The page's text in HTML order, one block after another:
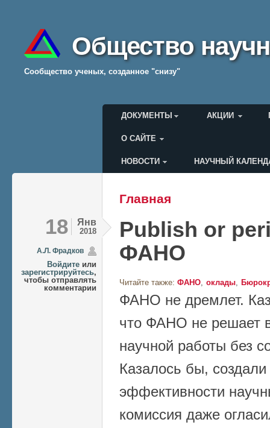
Общество
Cообщество ученых, созданное "снизу"
Главное меню
ДОКУМЕНТЫ АКЦИИ
О САЙТЕ
Меню пользователя
НОВОСТИ НАУЧНЫЙ
Вы здесь
Главная
18 Янв
2018
А.Л. Фрадков
Войдите или
зарегистрируйтесь,
чтобы отправлять
комментарии
Publish or
ФАНО
Читайте также: ФАНО оклады
ФАНО не дремлет.
что ФАНО не решает
научной работы без
Казалось бы,
эффективности
комиссия даже